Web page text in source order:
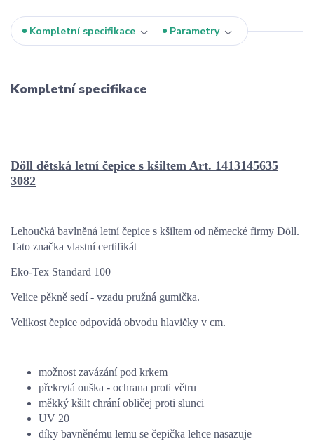
Kompletní specifikace Parametry
Kompletní specifikace
Döll dětská letní čepice s kšiltem Art. 1413145635
3082
Lehoučká bavlněná letní čepice s kšiltem od německé firmy Döll.
Tato značka vlastní certifikát
Eko-Tex Standard 100
Velice pěkně sedí - vzadu pružná gumička.
Velikost čepice odpovídá obvodu hlavičky v cm.
možnost zavázání pod krkem
překrytá ouška - ochrana proti větru
měkký kšilt chrání obličej proti slunci
UV 20
díky bavněnému lemu se čepička lehce nasazuje